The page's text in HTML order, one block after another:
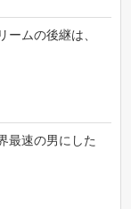
ームの後継は、
最速の男にした